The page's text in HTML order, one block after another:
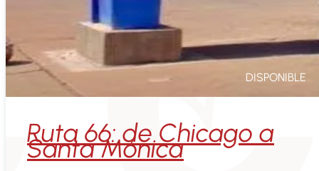
DISPONIBLE
Ruta 66: de Chicago a
Santa Mónica